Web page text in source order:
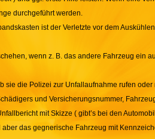
durchgeführt werden.
ist der Verletzte vor dem
wenn z. B. das andere Fahrzeug ein
sie die Polizei zur Unfallaufnahme rufen oder
und Versicherungsnummer,
mit Skizze ( gibt’s bei den
das gegnerische Fahrzeug mit